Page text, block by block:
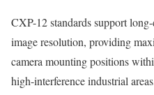
CXP-12 standards support
image resolution, providing
camera mounting positions
high-interference industrial